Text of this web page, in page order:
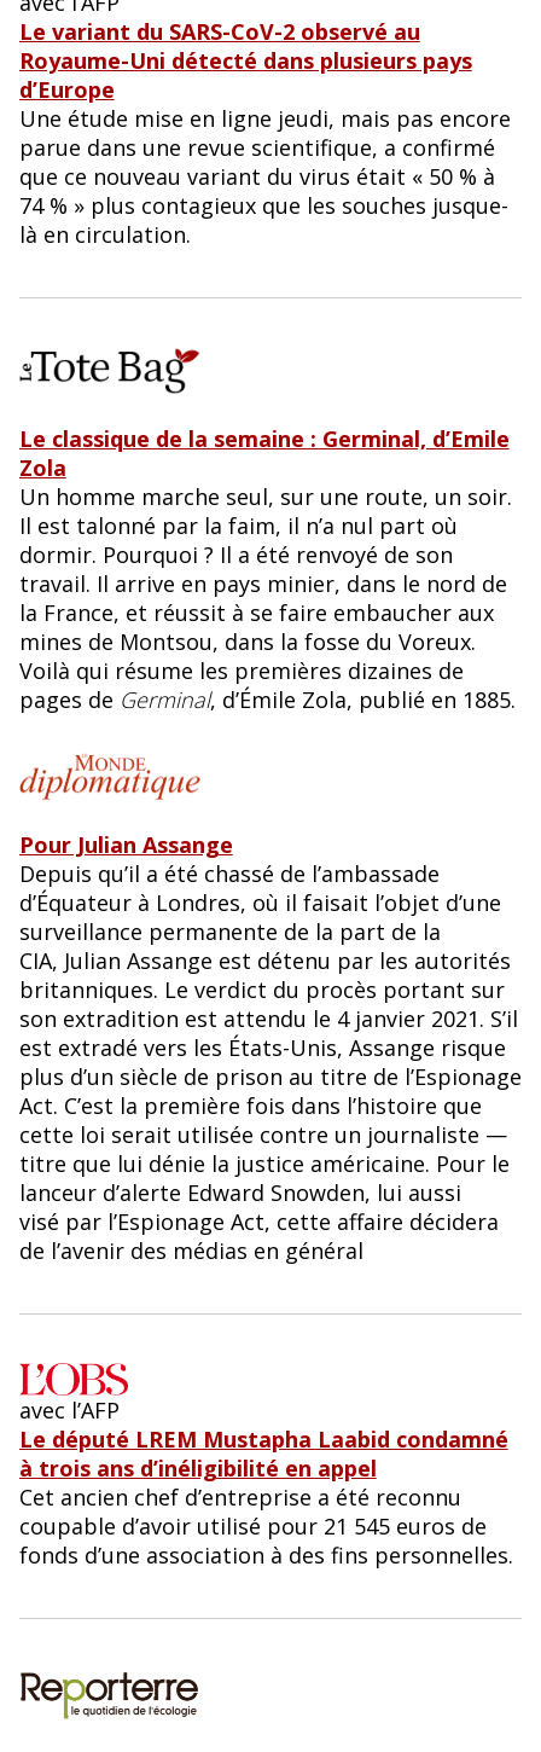
Le variant du SARS-CoV-2 observé au
Royaume-Uni détecté dans plusieurs pays
d’Europe
Une étude mise en ligne jeudi, mais pas encore
parue dans une revue scientifique, a confirmé
que ce nouveau variant du virus était « 50 % à
74 % » plus contagieux que les souches jusque-
là en circulation.
Le classique de la semaine : Germinal, d’Emile
Zola
Un homme marche seul, sur une route, un soir.
Il est talonné par la faim, il n’a nul part où
dormir. Pourquoi ? Il a été renvoyé de son
travail. Il arrive en pays minier, dans le nord de
la France, et réussit à se faire embaucher aux
mines de Montsou, dans la fosse du Voreux.
Voilà qui résume les premières dizaines de
pages de Germinal, d’Émile Zola, publié en 1885.
Pour Julian Assange
Depuis qu’il a été chassé de l’ambassade
d’Équateur à Londres, où il faisait l’objet d’une
surveillance permanente de la part de la
CIA, Julian Assange est détenu par les autorités
britanniques. Le verdict du procès portant sur
son extradition est attendu le 4 janvier 2021. S’il
est extradé vers les États-Unis, Assange risque
plus d’un siècle de prison au titre de l’Espionage
Act. C’est la première fois dans l’histoire que
cette loi serait utilisée contre un journaliste —
titre que lui dénie la justice américaine. Pour le
lanceur d’alerte Edward Snowden, lui aussi
visé par l’Espionage Act, cette affaire décidera
de l’avenir des médias en général
avec l’AFP
Le député LREM Mustapha Laabid condamné
à trois ans d’inéligibilité en appel
Cet ancien chef d’entreprise a été reconnu
coupable d’avoir utilisé pour 21 545 euros de
fonds d’une association à des fins personnelles.